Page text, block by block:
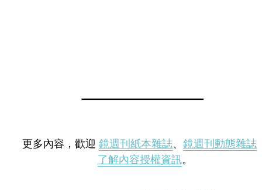
更多內容，歡迎 鏡週刊紙本雜誌、 鏡週刊動態雜誌
了解內容授權資訊。